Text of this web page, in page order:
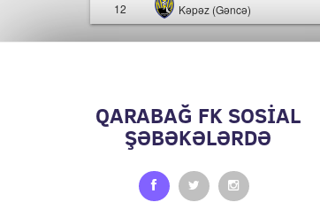
12 Kəpəz (Gəncə)
QARABAĞ FK SOSİAL
ŞƏBƏKƏLƏRDƏ